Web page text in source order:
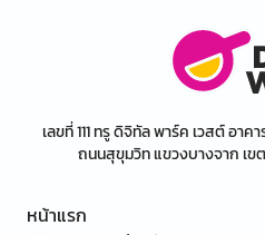
เลขที่ 111 ทรู ดิจิทัล พาร์ค เวสต์ อา
ถนนสุขุมวิท แขวงบางจาก เข
หน้าแรก